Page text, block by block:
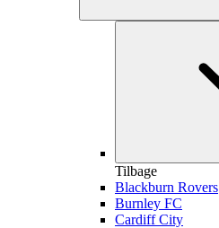
Tilbage
Blackburn Rovers
Burnley FC
Cardiff City